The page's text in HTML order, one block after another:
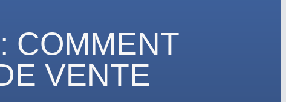
COMMENT
VENTE